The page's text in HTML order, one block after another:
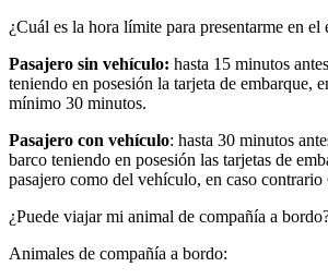
¿Cuál es la hora límite para presentarme en el
Pasajero sin vehículo: hasta 15 minutos
teniendo en posesión la tarjeta de embarque,
mínimo 30 minutos.
Pasajero con vehículo: hasta 30 minutos
barco teniendo en posesión las tarjetas de
pasajero como del vehículo, en caso contrario
¿Puede viajar mi animal de compañía a
Animales de compañía a bordo: